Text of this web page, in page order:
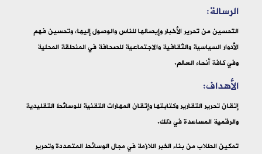
الرسالة:
التحسين من تحرير الأخبار وإيصالها للناس والوصول إليها، وتحسين فهم
الأدوار السياسية والثقافية والاجتماعية للصحافة في المنطقة المحلية
وفي كافة أنحاء العالم.
الأهداف:
إتقان تحرير التقارير وكتابتها وإتقان المهارات التقنية للوسائط التقليدية
والرقمية المساعدة في ذلك.
تمكين الطلاب من بناء الخبر اللازمة في مجال الوسائط المتعددة وتحرير